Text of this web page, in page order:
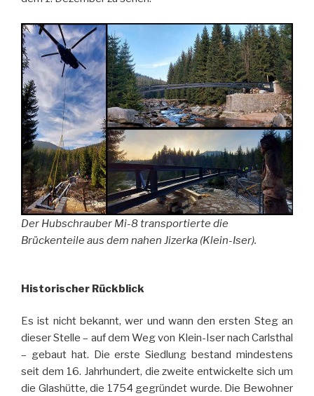
Der Hubschrauber Mi-8 transportierte die
Brückenteile aus dem nahen Jizerka (Klein-Iser).
Historischer Rückblick
Es ist nicht bekannt, wer und wann den ersten Steg an
dieser Stelle – auf dem Weg von Klein-Iser nach Carlsthal
– gebaut hat. Die erste Siedlung bestand mindestens
seit dem 16. Jahrhundert, die zweite entwickelte sich um
die Glashütte, die 1754 gegründet wurde. Die Bewohner